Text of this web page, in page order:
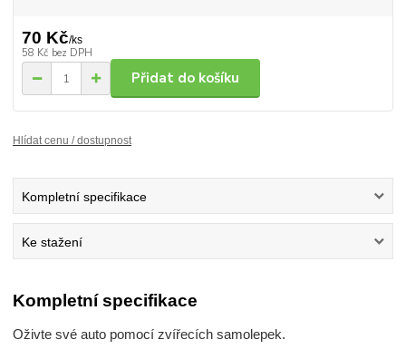
70 Kč/ks
58 Kč bez DPH
Přidat do košíku
Hlídat cenu / dostupnost
Kompletní specifikace
Ke stažení
Kompletní specifikace
Oživte své auto pomocí zvířecích samolepek.